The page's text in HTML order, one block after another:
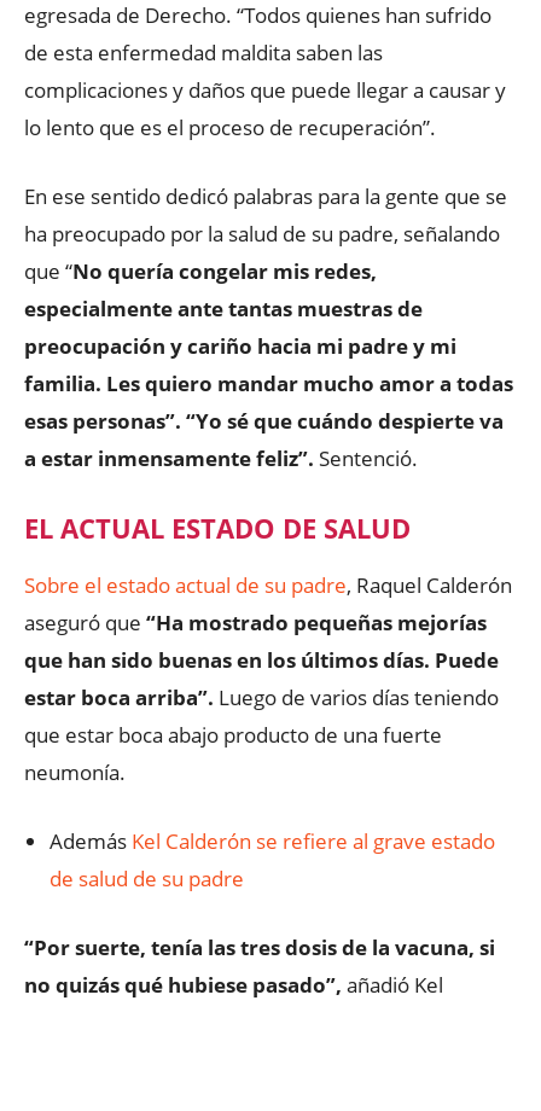
egresada de Derecho. “Todos quienes han sufrido
de esta enfermedad maldita saben las
complicaciones y daños que puede llegar a causar y
lo lento que es el proceso de recuperación”.
En ese sentido dedicó palabras para la gente que se
ha preocupado por la salud de su padre, señalando
que “No quería congelar mis redes,
especialmente ante tantas muestras de
preocupación y cariño hacia mi padre y mi
familia. Les quiero mandar mucho amor a todas
esas personas”. “Yo sé que cuándo despierte va
a estar inmensamente feliz”. Sentenció.
EL ACTUAL ESTADO DE SALUD
Sobre el estado actual de su padre, Raquel Calderón
aseguró que “Ha mostrado pequeñas mejorías
que han sido buenas en los últimos días. Puede
estar boca arriba”. Luego de varios días teniendo
que estar boca abajo producto de una fuerte
neumonía.
Además Kel Calderón se refiere al grave estado
de salud de su padre
“Por suerte, tenía las tres dosis de la vacuna, si
no quizás qué hubiese pasado”, añadió Kel